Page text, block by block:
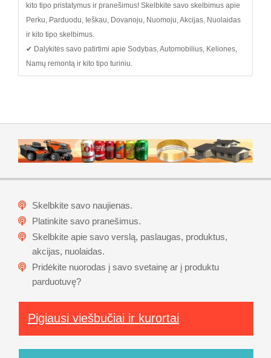
kito tipo pristatymus ir pranešimus! Skelbkite savo skelbimus apie
Perku, Parduodu, Ieškau, Dovanoju, Nuomoju, Akcijas, Nuolaidas
ir kito tipo skelbimus.
✔ Dalykitės savo patirtimi apie Sodybas, Automobilius, Keliones,
Namų remontą ir kito tipo turiniu.
Skelbkite savo naujienas.
Platinkite savo pranešimus.
Skelbkite apie savo verslą, paslaugas, produktus,
akcijas, nuolaidas.
Pridėkite nuorodas į savo svetainę ar į produktu
parduotuvę?
Pigiausi viešbučiai ir kurortai